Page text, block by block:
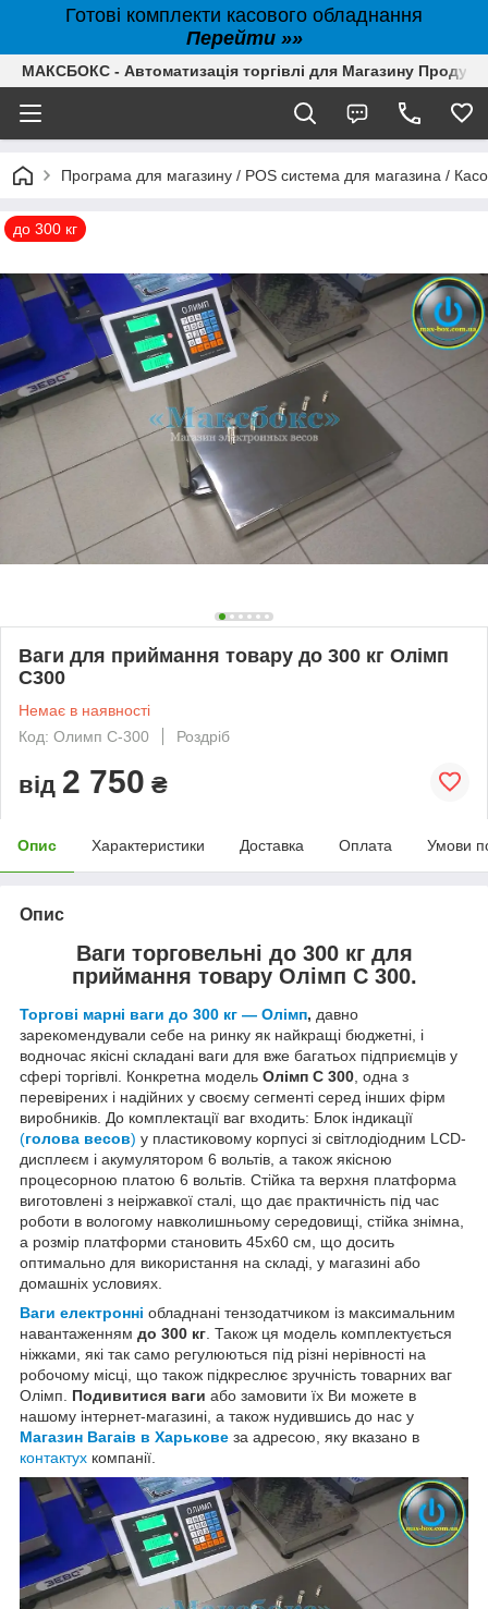
Готові комплекти касового обладнання
Перейти »»
МАКСБОКС - Автоматизація торгівлі для Магазину
Програма для магазину / POS система для магазина /
до 300 кг
Ваги для приймання товару до 300 кг Олімп
C300
Немає в наявності
Код: Олимп С-300
Роздріб
від 2 750 ₴
Опис Характеристики Доставка Оплата Умови
Опис
Ваги торговельні до 300 кг для
приймання товару Олімп С 300.
Торгові марні ваги до 300 кг — Олімп, давно
зарекомендували себе на ринку як найкращі бюджетні, і
водночас якісні складані ваги для вже багатьох підприємців у
сфері торгівлі. Конкретна модель Олімп C 300, одна з
перевірених і надійних у своєму сегменті серед інших фірм
виробників. До комплектації ваг входить: Блок індикації
(голова весов) у пластиковому корпусі зі світлодіодним LCD-
дисплеєм і акумулятором 6 вольтів, а також якісною
процесорною платою 6 вольтів. Стійка та верхня платформа
виготовлені з неіржавкої сталі, що дає практичність під час
роботи в вологому навколишньому середовищі, стійка знімна,
а розмір платформи становить 45x60 см, що досить
оптимально для використання на складі, у магазині або
домашніх условиях.
Ваги електронні обладнані тензодатчиком із максимальним
навантаженням до 300 кг. Також ця модель комплектується
ніжками, які так само регулюються під різні нерівності на
робочому місці, що також підкреслює зручність товарних ваг
Олімп. Подивитися ваги або замовити їх Ви можете в
нашому інтернет-магазині, а також нудившись до нас у
Магазин Вагаів в Харькове за адресою, яку вказано в
контактух компанії.